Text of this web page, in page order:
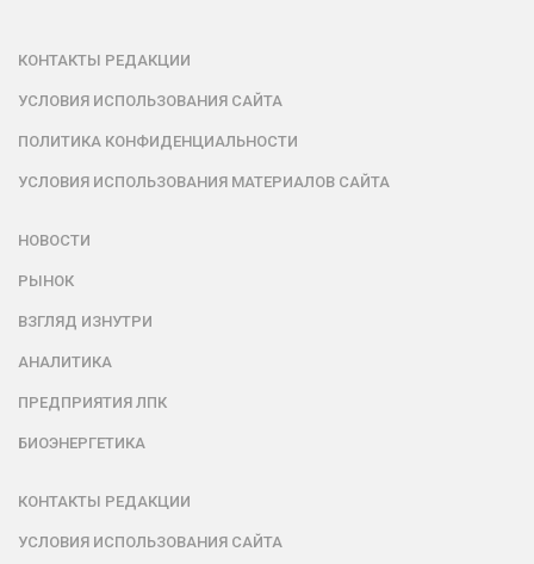
КОНТАКТЫ РЕДАКЦИИ
УСЛОВИЯ ИСПОЛЬЗОВАНИЯ САЙТА
ПОЛИТИКА КОНФИДЕНЦИАЛЬНОСТИ
УСЛОВИЯ ИСПОЛЬЗОВАНИЯ МАТЕРИАЛОВ САЙТА
НОВОСТИ
РЫНОК
ВЗГЛЯД ИЗНУТРИ
АНАЛИТИКА
ПРЕДПРИЯТИЯ ЛПК
БИОЭНЕРГЕТИКА
КОНТАКТЫ РЕДАКЦИИ
УСЛОВИЯ ИСПОЛЬЗОВАНИЯ САЙТА